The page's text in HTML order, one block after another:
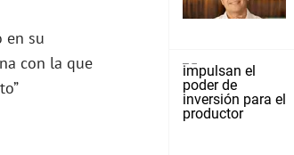
en su
con la que